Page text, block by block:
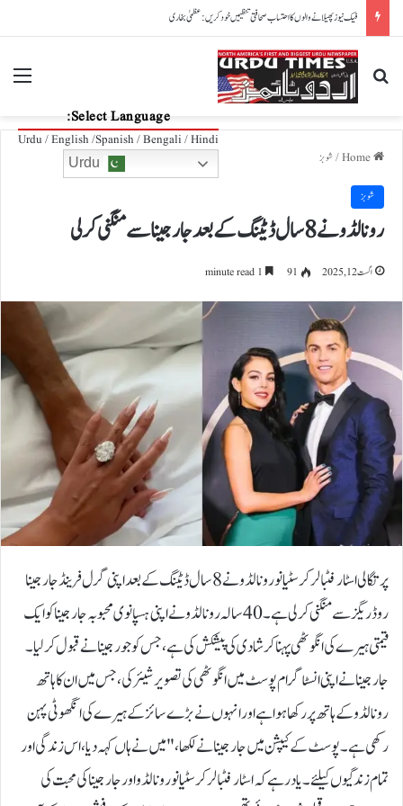
Select Language:
Urdu / English /Spanish / Bengali / Hindi
پاکستان، آذربائیجان تعلقات مزید مضبوط بنانے کے عزم کا اعادہ
Search for
/ شوبز
شوبز
رونالڈو نے 8 سال ڈیٹنگ کے بعد جارجینا سے منگنی کر لی
اگست 12, 2025 91
پرتگالی اسٹار فٹبالر کرسٹیانو رونالڈو نے 8 سال ڈیٹنگ کے بعد اپنی گرل فرینڈ جارجینا
روڈریگز سے منگنی کر لی ہے۔40 سالہ رونالڈو نے اپنی ہسپانوی محبوبہ جارجینا کو ایک
قیمتی ہیرے کی انگوٹھی پہنا کر شادی کی پیشکش کی ہے، جس کو جورجینا نے قبول کر لیا۔
جارجینا نے اپنی انسٹاگرام پوسٹ میں انگوٹھی کی تصویر شیئر کی، جس میں ان کا ہاتھ
رونالڈو کے ہاتھ پر رکھا ہوا ہے اور انہوں نے بڑے سائز کے ہیرے کی انگھوٹی پہن
رکھی ہے۔پوسٹ کے کیپشن میں جارجینا نے لکھا، "میں نے ہاں کہہ دیا، اس زندگی اور
تمام زندگیوں کیلئے۔یاد رہے کہ اسٹار فٹبالر کرسٹیانو رونالڈو اور جارجینا کی محبت کی